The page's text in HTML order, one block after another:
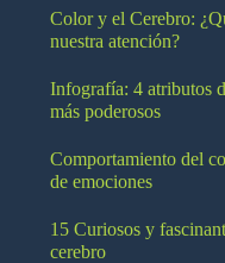
Color y el Cerebro:
nuestra atención?
Infografía: 4 atributos
más poderosos
Comportamiento del
de emociones
15 Curiosos y
cerebro